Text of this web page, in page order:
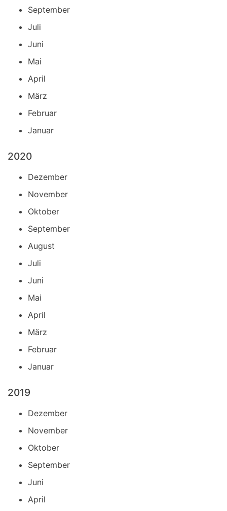
September
Juli
Juni
Mai
April
März
Februar
Januar
2020
Dezember
November
Oktober
September
August
Juli
Juni
Mai
April
März
Februar
Januar
2019
Dezember
November
Oktober
September
Juni
April